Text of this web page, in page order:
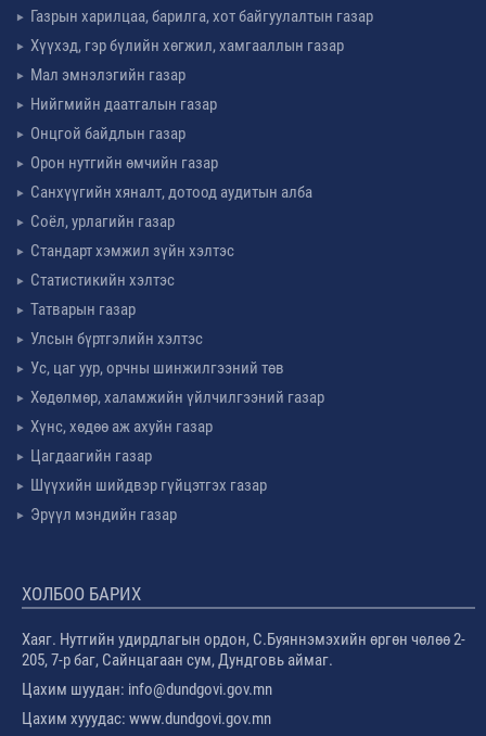
Газрын харилцаа, барилга, хот байгуулалтын газар
Хүүхэд, гэр бүлийн хөгжил, хамгааллын газар
Мал эмнэлэгийн газар
Нийгмийн даатгалын газар
Онцгой байдлын газар
Орон нутгийн өмчийн газар
Санхүүгийн хяналт, дотоод аудитын алба
Соёл, урлагийн газар
Стандарт хэмжил зүйн хэлтэс
Статистикийн хэлтэс
Татварын газар
Улсын бүртгэлийн хэлтэс
Ус, цаг уур, орчны шинжилгээний төв
Хөдөлмөр, халамжийн үйлчилгээний газар
Хүнс, хөдөө аж ахуйн газар
Цагдаагийн газар
Шүүхийн шийдвэр гүйцэтгэх газар
Эрүүл мэндийн газар
ХОЛБОО БАРИХ
Хаяг. Нутгийн удирдлагын ордон, С.Буяннэмэхийн өргөн чөлөө 2-
205, 7-р баг, Сайнцагаан сум, Дундговь аймаг.
Цахим шуудан: info@dundgovi.gov.mn
Цахим хууудас: www.dundgovi.gov.mn